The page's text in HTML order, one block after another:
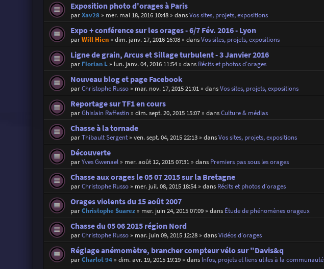
Exposition photo d'orages à Paris
parXav28» mer. mai 18, 2016 10:48» dansVos sites, projets, expositions
Expo + conférence sur les orages - 6/7 Fév. 2016 - Lyon
parWill Hien» dim. janv. 17, 2016 16:08» dansVos sites, projets, expositions
Ligne de grain, Arcus et Sillage turbulent - 3 Janvier 2016
par Florian L» lun. janv. 04, 2016 11:54» dans Récits et photos d'orages
Nouveau blog et page Facebook
parChristophe Russo» mar. nov. 17, 2015 21:01» dansVos sites, projets, expositions
Reportage sur TF1 en cours
parGhislain Raffestin» dim. sept. 20, 2015 15:07» dansCulture & médias
Chasse à la tornade
parThibault Sergent» ven. sept. 04, 2015 22:13» dansVos sites, projets, expositions
Découverte
parYves Gwenael» mer. août 12, 2015 07:31» dans Premiers pas sous les orages
Chasse aux orages le 05 07 2015 sur la Bretagne
parChristophe Russo» mer. juil. 08, 2015 18:54» dans Récits et photos d'orages
Orages violents du 15 août 2007
parChristophe Suarez» mer. juin 24, 2015 07:09» dans Étude de phénomènes orageux
Chasse du 05 06 2015 région Nord
parChristophe Russo» mar. juin 09, 2015 12:28» dansVidéos d'orages
Réglage anémomètre, brancher compteur vélo sur "Davis&q
parCharlot 94» dim. avr. 19, 2015 19:19» dans Infos, projets et liens utiles à la communauté